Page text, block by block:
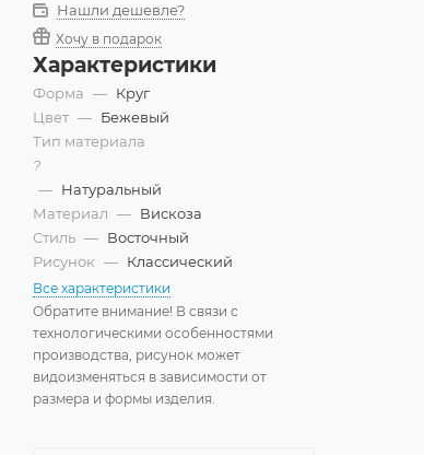
Нашли дешевле?
Хочу в подарок
Характеристики
Форма — Круг
Цвет — Бежевый
Тип материала
?
— Натуральный
Материал — Вискоза
Стиль — Восточный
Рисунок — Классический
Все характеристики
Обратите внимание! В связи с
технологическими особенностями
производства, рисунок может
видоизменяться в зависимости от
размера и формы изделия.